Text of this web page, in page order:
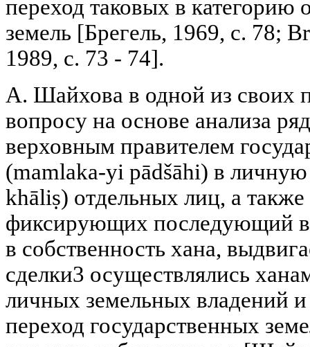
переход таковых в категорию
земель [Брегель, 1969, с. 78;
1989, с. 73 - 74].
А. Шайхова в одной из своих
вопросу на основе анализа
верховным правителем
(mamlaka-yi pādšāhi) в
khāliṣ) отдельных лиц, а
фиксирующих последующий
в собственность хана,
сделки3 осуществлялись
личных земельных владений
переход государственных